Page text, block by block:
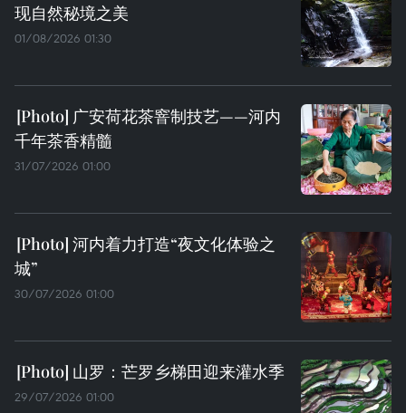
现自然秘境之美
01/08/2026 01:30
广安荷花茶窨制技艺——河内
千年茶香精髓
31/07/2026 01:00
河内着力打造“夜文化体验之
城”
30/07/2026 01:00
山罗：芒罗乡梯田迎来灌水季
29/07/2026 01:00